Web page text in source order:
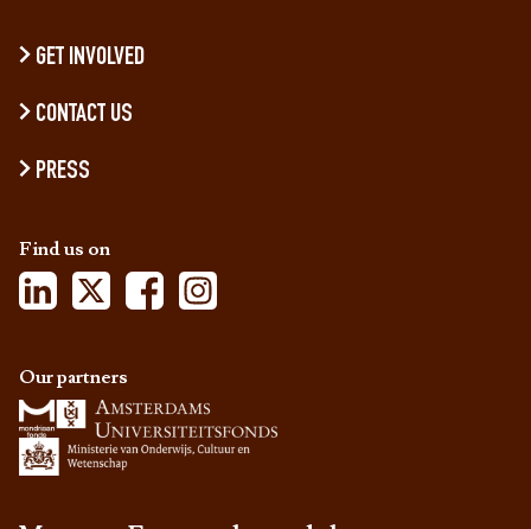
GET INVOLVED
CONTACT US
PRESS
Find us on
Our partners